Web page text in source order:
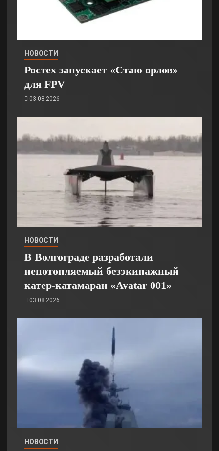
НОВОСТИ
Ростех запускает «Стаю орлов»
для FPV
03.08.2026
НОВОСТИ
В Волгограде разработали
непотопляемый безэкипажный
катер-катамаран «Avatar 001»
03.08.2026
НОВОСТИ